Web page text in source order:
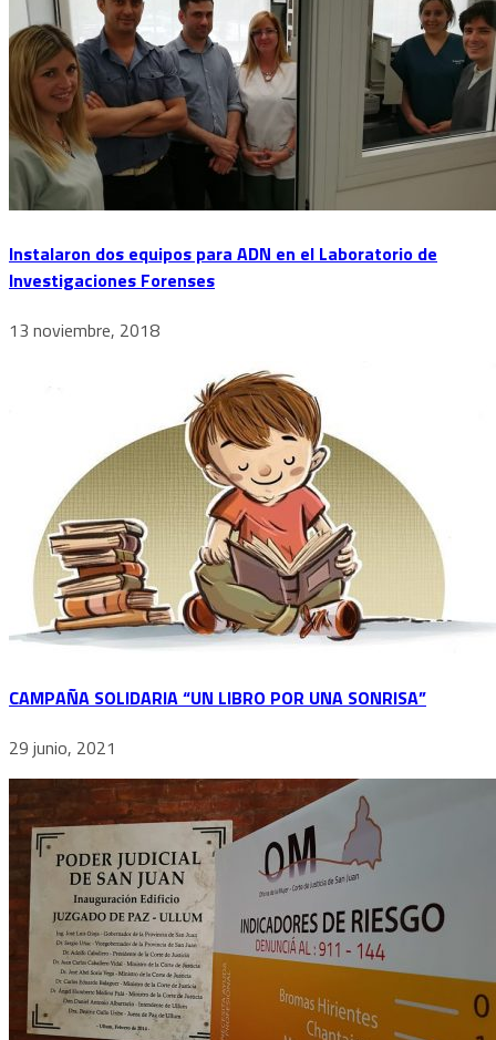
Instalaron dos equipos para ADN en el Laboratorio de
Investigaciones Forenses
13 noviembre, 2018
CAMPAÑA SOLIDARIA “UN LIBRO POR UNA SONRISA”
29 junio, 2021